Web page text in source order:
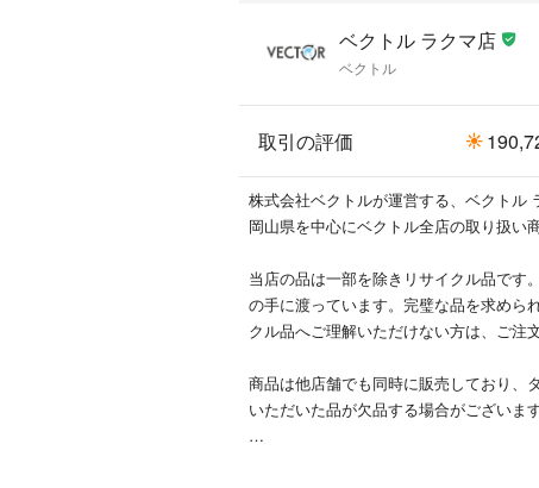
ベクトル ラクマ店
ベクトル
取引の評価
株式会社ベクトルが運営する、ベクトル
岡山県を中心にベクトル全店の取り扱い
当店の品は一部を除きリサイクル品です
の手に渡っています。完璧な品を求めら
クル品へご理解いただけない方は、ご注
商品は他店舗でも同時に販売しており、
いただいた品が欠品する場合がございます
ブランドによってサイズ表記方法が様々